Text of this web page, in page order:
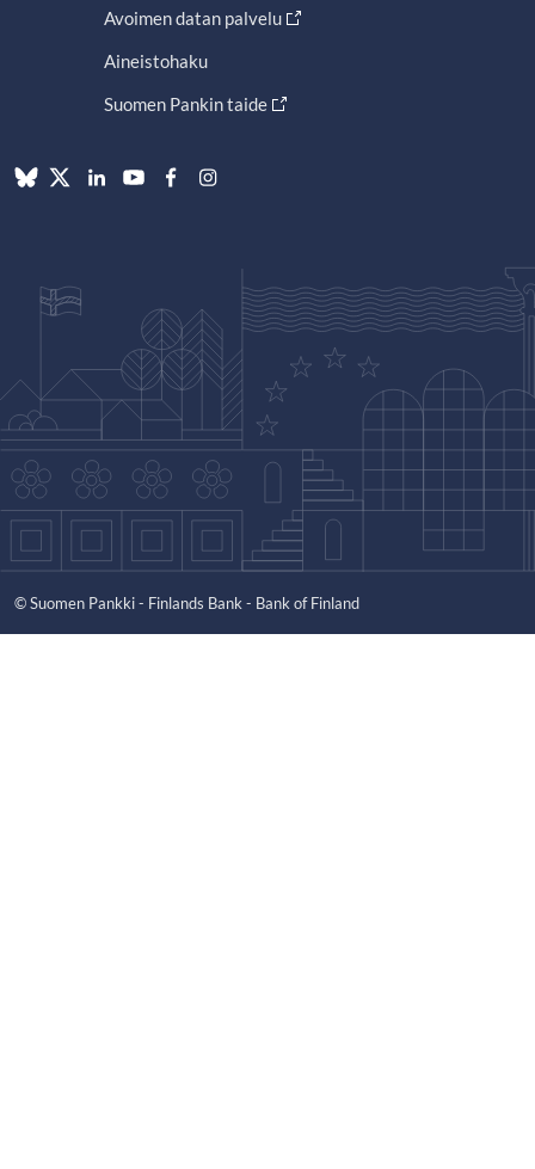
Avoimen datan palvelu
Aineistohaku
Suomen Pankin taide
© Suomen Pankki - Finlands Bank - Bank of Finland